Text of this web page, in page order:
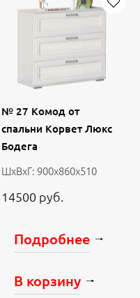
№ 27 Комод от
спальни Корвет Люкс
Бодега
ШхВхГ: 900х860х510
14500 руб.
Подробнее
В корзину